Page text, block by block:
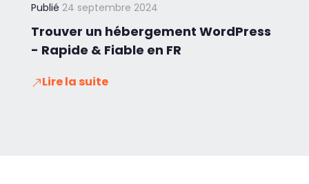
Publié 24 septembre 2024
Trouver un hébergement WordPress
- Rapide & Fiable en FR
Lire la suite